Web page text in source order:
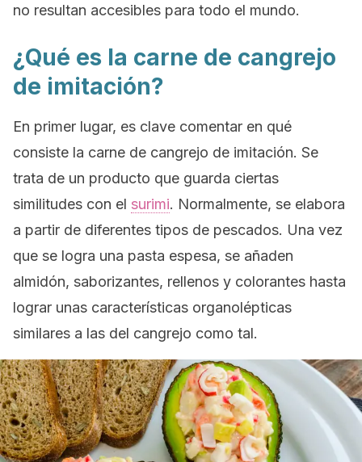
no resultan accesibles para todo el mundo.
¿Qué es la carne de cangrejo
de imitación?
En primer lugar, es clave comentar en qué
consiste la carne de cangrejo de imitación. Se
trata de un producto que guarda ciertas
similitudes con el surimi. Normalmente, se elabora
a partir de diferentes tipos de pescados. Una vez
que se logra una pasta espesa, se añaden
almidón, saborizantes, rellenos y colorantes hasta
lograr unas características organolépticas
similares a las del cangrejo como tal.